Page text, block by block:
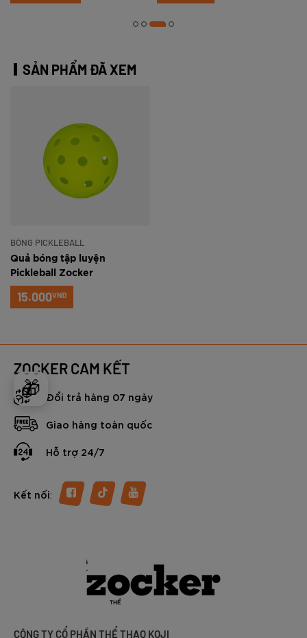
🎁
SẢN PHẨM ĐÃ XEM
BÓNG PICKLEBALL
Quả bóng tập luyện
Pickleball Zocker
15.000VNĐ
ZOCKER CAM KẾT
Đổi trả hàng 07 ngày
Giao hàng toàn quốc
Hỗ trợ 24/7
Kết nối:
CÔNG TY CỔ PHẦN THỂ THAO KOJI